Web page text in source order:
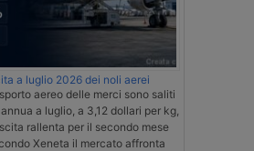
a luglio 2026 dei noli aerei
aereo delle merci sono saliti
a luglio, a 3,12 dollari per kg,
rallenta per il secondo mese
Xeneta il mercato affronta